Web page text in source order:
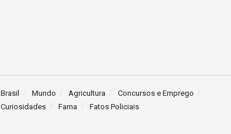
Brasil Mundo Agricultura
Concursos e Emprego
Curiosidades
Fama Fatos Policiais